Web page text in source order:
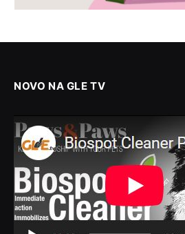
NOVO NA GLE TV